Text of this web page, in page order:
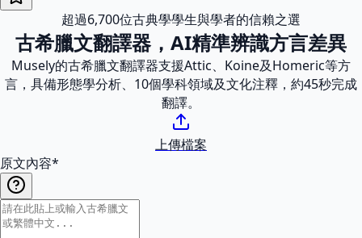
超過6,700位古典學學生與學者的信賴之選
古希臘文翻譯器，AI精準辨識方言差異
Musely的古希臘文翻譯器支援Attic、Koine及Homeric等方
言，具備形態學分析、10個學科領域及文化注釋，約45秒完成
翻譯。
上傳檔案
原文內容*